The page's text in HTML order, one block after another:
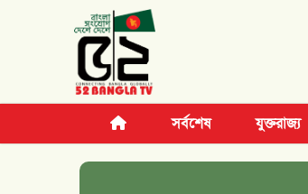
সর্বশেষ যুক্তরাজ্য